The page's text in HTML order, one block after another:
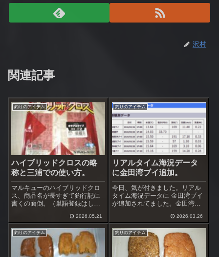
沢村
関連記事
釣りのアイテム
ハイブリッドクロスの略
称と三浦での使い方。
マルキューのハイブリッドクロ
ス、商品名が長すぎて釣行記に
書くの面倒。（単語登録はした
だろうか、と考えていた。「ハ
イクロ」「ブリクロ」これでは
ダメだ。ハイブリッドクロスを
英語で書くと「Hybrid
Cross」。じ...
2026.05.21
釣りのアイテム
リアルタイム海況データ
に金田湾ブイ追加。
今日、気が付きました。リアル
タイム海況データに 金田湾ブイ
が追加されてました。金田湾ブ
温データ・各種グラフが表示さ
れます。嬉しい事に波高・周
期・波向データが追加されてま
す。波やうねりでどのように推
移していくのか、...
2026.03.26
釣りのアイテム 釣りのアイテム